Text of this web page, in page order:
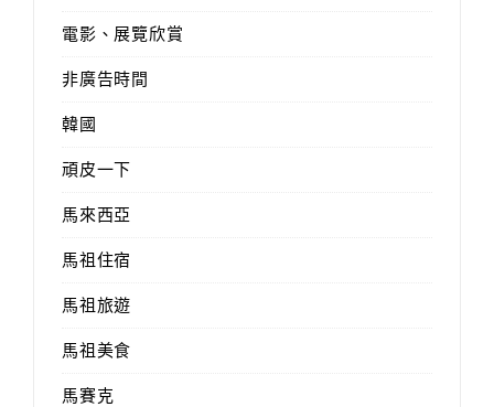
電影、展覽欣賞
非廣告時間
韓國
頑皮一下
馬來西亞
馬祖住宿
馬祖旅遊
馬祖美食
馬賽克